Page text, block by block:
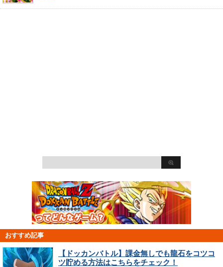
おすすめ記事
【ドッカンバトル】課金無しでも龍石をコツコ
ツ貯める方法はこちらをチェック！